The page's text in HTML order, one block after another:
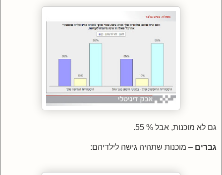
גם לא מוכנות, אבל % 55.
גברים – מוכנוּת שתהיה גישה לילדיהם: